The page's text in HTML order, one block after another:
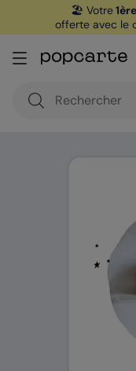
🏖️ Votre
offerte avec le